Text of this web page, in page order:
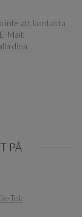
inte att kontakta
Mail:
dina
PÅ
Tok